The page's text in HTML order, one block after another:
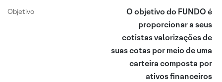
Objetivo
O objetivo do FUNDO é
proporcionar a seus
cotistas valorizações de
suas cotas por meio de uma
carteira composta por
ativos financeiros